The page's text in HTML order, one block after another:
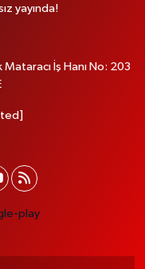
yayında!
İş Hanı No: 203